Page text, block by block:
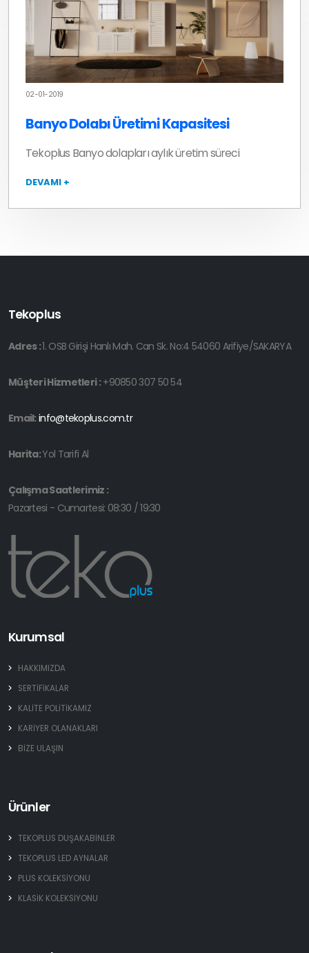
02-01-2019
Banyo Dolabı Üretimi Kapasitesi
Tekoplus Banyo dolapları aylık üretim süreci
DEVAMI +
Tekoplus
Adres :1. OSB Girişi Hanlı Mah. Can Sk. No:4 54060 Arifiye/SAKARYA
Müşteri Hizmetleri : +90850 307 50 54
Email: info@tekoplus.com.tr
Harita:Yol Tarifi Al
Çalışma Saatlerimiz :
Pazartesi - Cumartesi: 08:30 / 19:30
Kurumsal
HAKKIMIZDA
SERTİFİKALAR
KALİTE POLİTİKAMIZ
KARİYER OLANAKLARI
BİZE ULAŞIN
Ürünler
TEKOPLUS DUŞAKABİNLER
TEKOPLUS LED AYNALAR
PLUS KOLEKSİYONU
KLASİK KOLEKSİYONU